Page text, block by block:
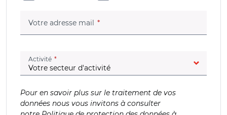
Votre adresse mail (champ obligatoire)
Activité (champ obligatoire)
Pour en savoir plus sur le traitement de vos
données nous vous invitons à consulter